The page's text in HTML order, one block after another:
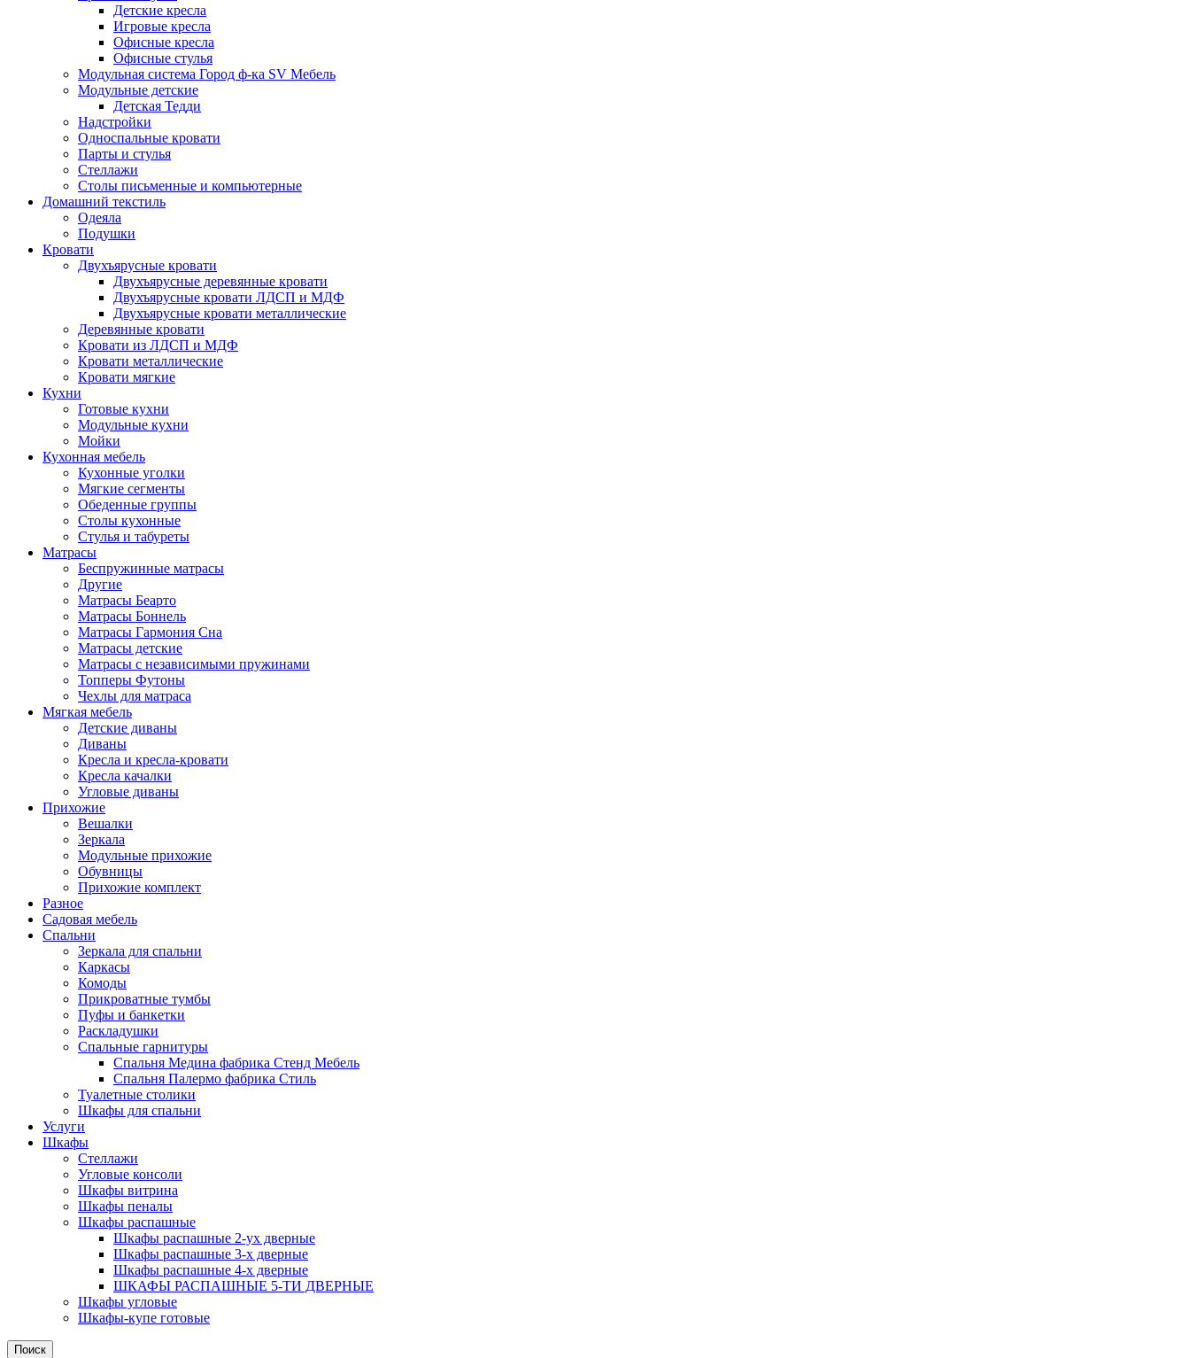
Детские кресла
Игровые кресла
Офисные кресла
Офисные стулья
Модульная система Город ф-ка SV Мебель
Модульные детские
Детская Тедди
Надстройки
Односпальные кровати
Парты и стулья
Стеллажи
Столы письменные и компьютерные
Домашний текстиль
Одеяла
Подушки
Кровати
Двухъярусные кровати
Двухъярусные деревянные кровати
Двухъярусные кровати ЛДСП и МДФ
Двухъярусные кровати металлические
Деревянные кровати
Кровати из ЛДСП и МДФ
Кровати металлические
Кровати мягкие
Кухни
Готовые кухни
Модульные кухни
Мойки
Кухонная мебель
Кухонные уголки
Мягкие сегменты
Обеденные группы
Столы кухонные
Стулья и табуреты
Матрасы
Беспружинные матрасы
Другие
Матрасы Беарто
Матрасы Боннель
Матрасы Гармония Сна
Матрасы детские
Матрасы с независимыми пружинами
Топперы Футоны
Чехлы для матраса
Мягкая мебель
Детские диваны
Диваны
Кресла и кресла-кровати
Кресла качалки
Угловые диваны
Прихожие
Вешалки
Зеркала
Модульные прихожие
Обувницы
Прихожие комплект
Разное
Садовая мебель
Спальни
Зеркала для спальни
Каркасы
Комоды
Прикроватные тумбы
Пуфы и банкетки
Раскладушки
Спальные гарнитуры
Спальня Медина фабрика Стенд Мебель
Спальня Палермо фабрика Стиль
Туалетные столики
Шкафы для спальни
Услуги
Шкафы
Стеллажи
Угловые консоли
Шкафы витрина
Шкафы пеналы
Шкафы распашные
Шкафы распашные 2-ух дверные
Шкафы распашные 3-х дверные
Шкафы распашные 4-х дверные
ШКАФЫ РАСПАШНЫЕ 5-ТИ ДВЕРНЫЕ
Шкафы угловые
Шкафы-купе готовые
Поиск